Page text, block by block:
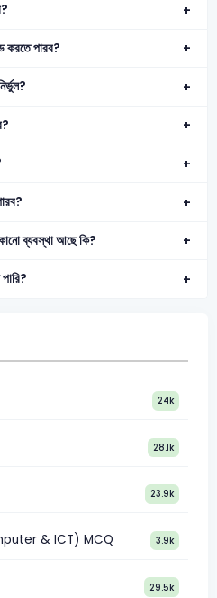
পারব?
ব্যবস্থা আছে কি?
24k
28.1k
23.9k
& ICT) MCQ 3.9k
29.5k